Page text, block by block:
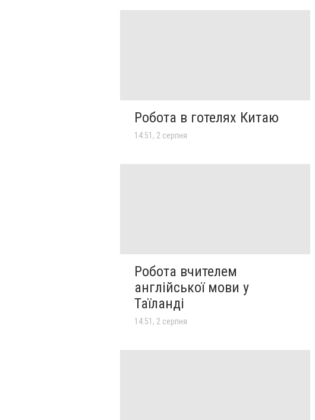
Робота в готелях Китаю
14:51, 2 серпня
Робота вчителем
англійської мови у
Таїланді
14:51, 2 серпня